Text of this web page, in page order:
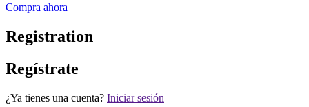
Compra ahora
Registration
Regístrate
¿Ya tienes una cuenta? Iniciar sesión